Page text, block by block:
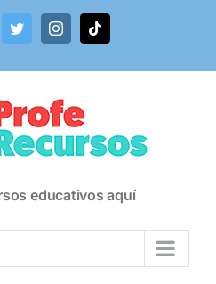
TwitterInstagramTiktok
educativos aquí